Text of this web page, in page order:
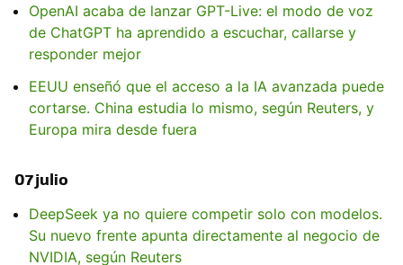
OpenAI acaba de lanzar GPT-Live: el modo de voz
de ChatGPT ha aprendido a escuchar, callarse y
responder mejor
EEUU enseñó que el acceso a la IA avanzada puede
cortarse. China estudia lo mismo, según Reuters, y
Europa mira desde fuera
07 julio
DeepSeek ya no quiere competir solo con modelos.
Su nuevo frente apunta directamente al negocio de
NVIDIA, según Reuters